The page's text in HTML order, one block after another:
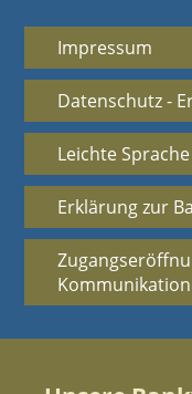
Impressum
Datenschutz -
Leichte Sprache
Erklärung zur
Kommunikation